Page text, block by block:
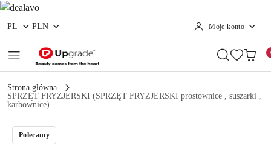
Przejdź do treści głównej
Przejdź do wyszukiwarki
Przejdź do moje konto
Przejdź do menu głównego
Przejdź do opisu produktu
Przejdź do stopki
PL |PLN Moje konto
Strona główna
SPRZĘT FRYZJERSKI (SPRZĘT FRYZJERSKI prostownice , suszarki ,
karbownice)
Polecamy